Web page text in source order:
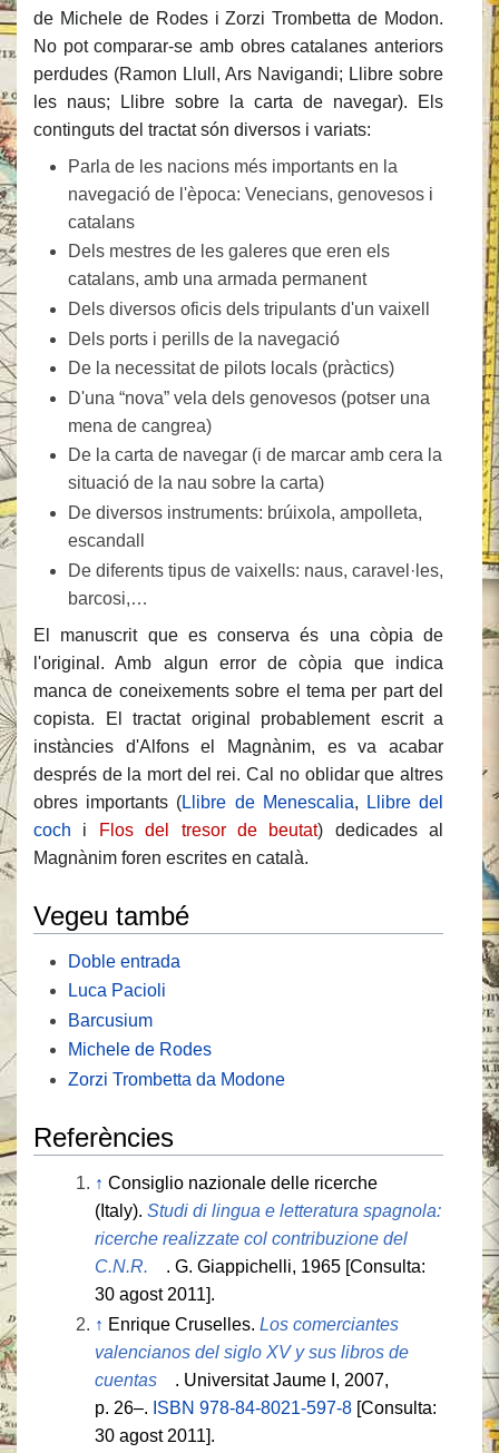
de Michele de Rodes i Zorzi Trombetta de Modon.
No pot comparar-se amb obres catalanes anteriors
perdudes (Ramon Llull, Ars Navigandi; Llibre sobre
les naus; Llibre sobre la carta de navegar). Els
continguts del tractat són diversos i variats:
Parla de les nacions més importants en la
navegació de l'època: Venecians, genovesos i
catalans
Dels mestres de les galeres que eren els
catalans, amb una armada permanent
Dels diversos oficis dels tripulants d'un vaixell
Dels ports i perills de la navegació
De la necessitat de pilots locals (pràctics)
D'una “nova” vela dels genovesos (potser una
mena de cangrea)
De la carta de navegar (i de marcar amb cera la
situació de la nau sobre la carta)
De diversos instruments: brúixola, ampolleta,
escandall
De diferents tipus de vaixells: naus, caravel·les,
barcosi,…
El manuscrit que es conserva és una còpia de
l'original. Amb algun error de còpia que indica
manca de coneixements sobre el tema per part del
copista. El tractat original probablement escrit a
instàncies d'Alfons el Magnànim, es va acabar
després de la mort del rei. Cal no oblidar que altres
obres importants (Llibre de Menescalia,
Llibre del
coch i Flos del tresor de beutat) dedicades al
Magnànim foren escrites en català.
Vegeu també
Doble entrada
Luca Pacioli
Barcusium
Michele de Rodes
Zorzi Trombetta da Modone
Referències
↑ Consiglio nazionale delle ricerche
(Italy).Studi di lingua e letteratura spagnola:
ricerche realizzate col contribuzione del
C.N.R.
. G. Giappichelli, 1965 [Consulta:
30 agost 2011].
↑ Enrique Cruselles.Los comerciantes
valencianos del siglo XV y sus libros de
cuentas
. Universitat Jaume I, 2007,
p. 26–. ISBN 978-84-8021-597-8 [Consulta:
30 agost 2011].